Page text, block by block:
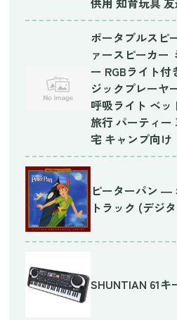
ポータブルスピ
ァースピーカー
ー RGBライト
ジックプレーヤ
呼吸ライト ベッ
旅行 パーティー
宅 キャンプ向け
ピーターパン ―
トラック (デジ
SHUNTIAN 61